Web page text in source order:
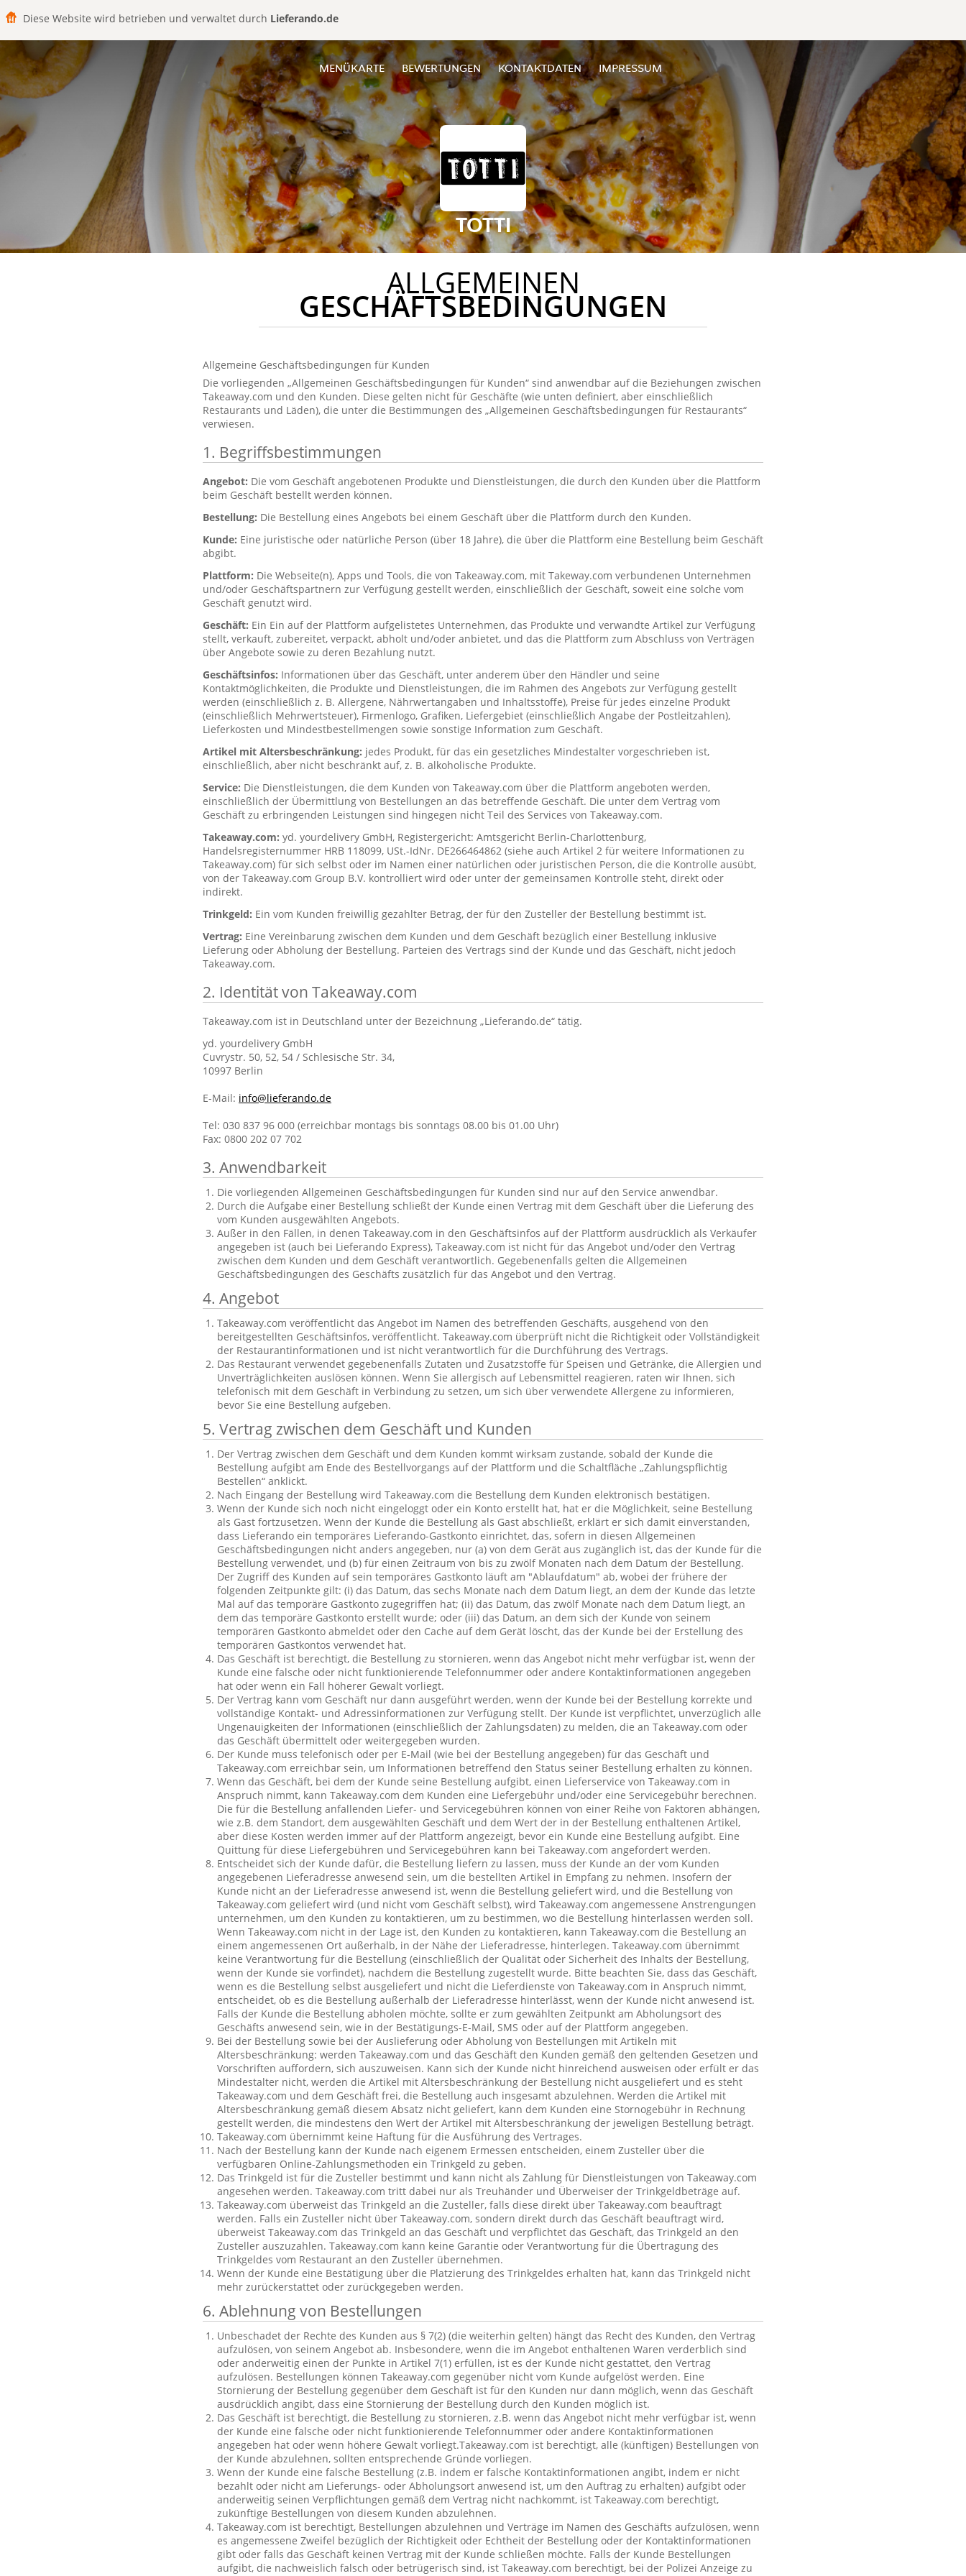
Diese Website wird betrieben und verwaltet durch Lieferando.de
MENÜKARTE BEWERTUNGEN KONTAKTDATEN IMPRESSUM
TOTTI
ALLGEMEINEN
GESCHÄFTSBEDINGUNGEN
Allgemeine Geschäftsbedingungen für Kunden
Die vorliegenden „Allgemeinen Geschäftsbedingungen für Kunden“ sind anwendbar auf die Beziehungen zwischen
Takeaway.com und den Kunden. Diese gelten nicht für Geschäfte (wie unten definiert, aber einschließlich
Restaurants und Läden), die unter die Bestimmungen des „Allgemeinen Geschäftsbedingungen für Restaurants“
verwiesen.
1. Begriffsbestimmungen
Angebot: Die vom Geschäft angebotenen Produkte und Dienstleistungen, die durch den Kunden über die Plattform
beim Geschäft bestellt werden können.
Bestellung: Die Bestellung eines Angebots bei einem Geschäft über die Plattform durch den Kunden.
Kunde: Eine juristische oder natürliche Person (über 18 Jahre), die über die Plattform eine Bestellung beim Geschäft
abgibt.
Plattform: Die Webseite(n), Apps und Tools, die von Takeaway.com, mit Takeway.com verbundenen Unternehmen
und/oder Geschäftspartnern zur Verfügung gestellt werden, einschließlich der Geschäft, soweit eine solche vom
Geschäft genutzt wird.
Geschäft: Ein Ein auf der Plattform aufgelistetes Unternehmen, das Produkte und verwandte Artikel zur Verfügung
stellt, verkauft, zubereitet, verpackt, abholt und/oder anbietet, und das die Plattform zum Abschluss von Verträgen
über Angebote sowie zu deren Bezahlung nutzt.
Geschäftsinfos: Informationen über das Geschäft, unter anderem über den Händler und seine
Kontaktmöglichkeiten, die Produkte und Dienstleistungen, die im Rahmen des Angebots zur Verfügung gestellt
werden (einschließlich z. B. Allergene, Nährwertangaben und Inhaltsstoffe), Preise für jedes einzelne Produkt
(einschließlich Mehrwertsteuer), Firmenlogo, Grafiken, Liefergebiet (einschließlich Angabe der Postleitzahlen),
Lieferkosten und Mindestbestellmengen sowie sonstige Information zum Geschäft.
Artikel mit Altersbeschränkung: jedes Produkt, für das ein gesetzliches Mindestalter vorgeschrieben ist,
einschließlich, aber nicht beschränkt auf, z. B. alkoholische Produkte.
Service: Die Dienstleistungen, die dem Kunden von Takeaway.com über die Plattform angeboten werden,
einschließlich der Übermittlung von Bestellungen an das betreffende Geschäft. Die unter dem Vertrag vom
Geschäft zu erbringenden Leistungen sind hingegen nicht Teil des Services von Takeaway.com.
Takeaway.com: yd. yourdelivery GmbH, Registergericht: Amtsgericht Berlin-Charlottenburg,
Handelsregisternummer HRB 118099, USt.-IdNr. DE266464862 (siehe auch Artikel 2 für weitere Informationen zu
Takeaway.com) für sich selbst oder im Namen einer natürlichen oder juristischen Person, die die Kontrolle ausübt,
von der Takeaway.com Group B.V. kontrolliert wird oder unter der gemeinsamen Kontrolle steht, direkt oder
indirekt.
Trinkgeld: Ein vom Kunden freiwillig gezahlter Betrag, der für den Zusteller der Bestellung bestimmt ist.
Vertrag: Eine Vereinbarung zwischen dem Kunden und dem Geschäft bezüglich einer Bestellung inklusive
Lieferung oder Abholung der Bestellung. Parteien des Vertrags sind der Kunde und das Geschäft, nicht jedoch
Takeaway.com.
2. Identität von Takeaway.com
Takeaway.com ist in Deutschland unter der Bezeichnung „Lieferando.de“ tätig.
yd. yourdelivery GmbH
Cuvrystr. 50, 52, 54 / Schlesische Str. 34,
10997 Berlin
E-Mail: info@lieferando.de
Tel: 030 837 96 000 (erreichbar montags bis sonntags 08.00 bis 01.00 Uhr)
Fax: 0800 202 07 702
3. Anwendbarkeit
Die vorliegenden Allgemeinen Geschäftsbedingungen für Kunden sind nur auf den Service anwendbar.
Durch die Aufgabe einer Bestellung schließt der Kunde einen Vertrag mit dem Geschäft über die Lieferung des
vom Kunden ausgewählten Angebots.
Außer in den Fällen, in denen Takeaway.com in den Geschäftsinfos auf der Plattform ausdrücklich als Verkäufer
angegeben ist (auch bei Lieferando Express), Takeaway.com ist nicht für das Angebot und/oder den Vertrag
zwischen dem Kunden und dem Geschäft verantwortlich. Gegebenenfalls gelten die Allgemeinen
Geschäftsbedingungen des Geschäfts zusätzlich für das Angebot und den Vertrag.
4. Angebot
Takeaway.com veröffentlicht das Angebot im Namen des betreffenden Geschäfts, ausgehend von den
bereitgestellten Geschäftsinfos, veröffentlicht. Takeaway.com überprüft nicht die Richtigkeit oder Vollständigkeit
der Restaurantinformationen und ist nicht verantwortlich für die Durchführung des Vertrags.
Das Restaurant verwendet gegebenenfalls Zutaten und Zusatzstoffe für Speisen und Getränke, die Allergien und
Unverträglichkeiten auslösen können. Wenn Sie allergisch auf Lebensmittel reagieren, raten wir Ihnen, sich
telefonisch mit dem Geschäft in Verbindung zu setzen, um sich über verwendete Allergene zu informieren,
bevor Sie eine Bestellung aufgeben.
5. Vertrag zwischen dem Geschäft und Kunden
Der Vertrag zwischen dem Geschäft und dem Kunden kommt wirksam zustande, sobald der Kunde die
Bestellung aufgibt am Ende des Bestellvorgangs auf der Plattform und die Schaltfläche „Zahlungspflichtig
Bestellen“ anklickt.
Nach Eingang der Bestellung wird Takeaway.com die Bestellung dem Kunden elektronisch bestätigen.
Wenn der Kunde sich noch nicht eingeloggt oder ein Konto erstellt hat, hat er die Möglichkeit, seine Bestellung
als Gast fortzusetzen. Wenn der Kunde die Bestellung als Gast abschließt, erklärt er sich damit einverstanden,
dass Lieferando ein temporäres Lieferando-Gastkonto einrichtet, das, sofern in diesen Allgemeinen
Geschäftsbedingungen nicht anders angegeben, nur (a) von dem Gerät aus zugänglich ist, das der Kunde für die
Bestellung verwendet, und (b) für einen Zeitraum von bis zu zwölf Monaten nach dem Datum der Bestellung.
Der Zugriff des Kunden auf sein temporäres Gastkonto läuft am "Ablaufdatum" ab, wobei der frühere der
folgenden Zeitpunkte gilt: (i) das Datum, das sechs Monate nach dem Datum liegt, an dem der Kunde das letzte
Mal auf das temporäre Gastkonto zugegriffen hat; (ii) das Datum, das zwölf Monate nach dem Datum liegt, an
dem das temporäre Gastkonto erstellt wurde; oder (iii) das Datum, an dem sich der Kunde von seinem
temporären Gastkonto abmeldet oder den Cache auf dem Gerät löscht, das der Kunde bei der Erstellung des
temporären Gastkontos verwendet hat.
Das Geschäft ist berechtigt, die Bestellung zu stornieren, wenn das Angebot nicht mehr verfügbar ist, wenn der
Kunde eine falsche oder nicht funktionierende Telefonnummer oder andere Kontaktinformationen angegeben
hat oder wenn ein Fall höherer Gewalt vorliegt.
Der Vertrag kann vom Geschäft nur dann ausgeführt werden, wenn der Kunde bei der Bestellung korrekte und
vollständige Kontakt- und Adressinformationen zur Verfügung stellt. Der Kunde ist verpflichtet, unverzüglich alle
Ungenauigkeiten der Informationen (einschließlich der Zahlungsdaten) zu melden, die an Takeaway.com oder
das Geschäft übermittelt oder weitergegeben wurden.
Der Kunde muss telefonisch oder per E-Mail (wie bei der Bestellung angegeben) für das Geschäft und
Takeaway.com erreichbar sein, um Informationen betreffend den Status seiner Bestellung erhalten zu können.
Wenn das Geschäft, bei dem der Kunde seine Bestellung aufgibt, einen Lieferservice von Takeaway.com in
Anspruch nimmt, kann Takeaway.com dem Kunden eine Liefergebühr und/oder eine Servicegebühr berechnen.
Die für die Bestellung anfallenden Liefer- und Servicegebühren können von einer Reihe von Faktoren abhängen,
wie z.B. dem Standort, dem ausgewählten Geschäft und dem Wert der in der Bestellung enthaltenen Artikel,
aber diese Kosten werden immer auf der Plattform angezeigt, bevor ein Kunde eine Bestellung aufgibt. Eine
Quittung für diese Liefergebühren und Servicegebühren kann bei Takeaway.com angefordert werden.
Entscheidet sich der Kunde dafür, die Bestellung liefern zu lassen, muss der Kunde an der vom Kunden
angegebenen Lieferadresse anwesend sein, um die bestellten Artikel in Empfang zu nehmen. Insofern der
Kunde nicht an der Lieferadresse anwesend ist, wenn die Bestellung geliefert wird, und die Bestellung von
Takeaway.com geliefert wird (und nicht vom Geschäft selbst), wird Takeaway.com angemessene Anstrengungen
unternehmen, um den Kunden zu kontaktieren, um zu bestimmen, wo die Bestellung hinterlassen werden soll.
Wenn Takeaway.com nicht in der Lage ist, den Kunden zu kontaktieren, kann Takeaway.com die Bestellung an
einem angemessenen Ort außerhalb, in der Nähe der Lieferadresse, hinterlegen. Takeaway.com übernimmt
keine Verantwortung für die Bestellung (einschließlich der Qualität oder Sicherheit des Inhalts der Bestellung,
wenn der Kunde sie vorfindet), nachdem die Bestellung zugestellt wurde. Bitte beachten Sie, dass das Geschäft,
wenn es die Bestellung selbst ausgeliefert und nicht die Lieferdienste von Takeaway.com in Anspruch nimmt,
entscheidet, ob es die Bestellung außerhalb der Lieferadresse hinterlässt, wenn der Kunde nicht anwesend ist.
Falls der Kunde die Bestellung abholen möchte, sollte er zum gewählten Zeitpunkt am Abholungsort des
Geschäfts anwesend sein, wie in der Bestätigungs-E-Mail, SMS oder auf der Plattform angegeben.
Bei der Bestellung sowie bei der Auslieferung oder Abholung von Bestellungen mit Artikeln mit
Altersbeschränkung: werden Takeaway.com und das Geschäft den Kunden gemäß den geltenden Gesetzen und
Vorschriften auffordern, sich auszuweisen. Kann sich der Kunde nicht hinreichend ausweisen oder erfült er das
Mindestalter nicht, werden die Artikel mit Altersbeschränkung der Bestellung nicht ausgeliefert und es steht
Takeaway.com und dem Geschäft frei, die Bestellung auch insgesamt abzulehnen. Werden die Artikel mit
Altersbeschränkung gemäß diesem Absatz nicht geliefert, kann dem Kunden eine Stornogebühr in Rechnung
gestellt werden, die mindestens den Wert der Artikel mit Altersbeschränkung der jeweligen Bestellung beträgt.
Takeaway.com übernimmt keine Haftung für die Ausführung des Vertrages.
Nach der Bestellung kann der Kunde nach eigenem Ermessen entscheiden, einem Zusteller über die
verfügbaren Online-Zahlungsmethoden ein Trinkgeld zu geben.
Das Trinkgeld ist für die Zusteller bestimmt und kann nicht als Zahlung für Dienstleistungen von Takeaway.com
angesehen werden. Takeaway.com tritt dabei nur als Treuhänder und Überweiser der Trinkgeldbeträge auf.
Takeaway.com überweist das Trinkgeld an die Zusteller, falls diese direkt über Takeaway.com beauftragt
werden. Falls ein Zusteller nicht über Takeaway.com, sondern direkt durch das Geschäft beauftragt wird,
überweist Takeaway.com das Trinkgeld an das Geschäft und verpflichtet das Geschäft, das Trinkgeld an den
Zusteller auszuzahlen. Takeaway.com kann keine Garantie oder Verantwortung für die Übertragung des
Trinkgeldes vom Restaurant an den Zusteller übernehmen.
Wenn der Kunde eine Bestätigung über die Platzierung des Trinkgeldes erhalten hat, kann das Trinkgeld nicht
mehr zurückerstattet oder zurückgegeben werden.
6. Ablehnung von Bestellungen
Unbeschadet der Rechte des Kunden aus § 7(2) (die weiterhin gelten) hängt das Recht des Kunden, den Vertrag
aufzulösen, von seinem Angebot ab. Insbesondere, wenn die im Angebot enthaltenen Waren verderblich sind
oder anderweitig einen der Punkte in Artikel 7(1) erfüllen, ist es der Kunde nicht gestattet, den Vertrag
aufzulösen. Bestellungen können Takeaway.com gegenüber nicht vom Kunde aufgelöst werden. Eine
Stornierung der Bestellung gegenüber dem Geschäft ist für den Kunden nur dann möglich, wenn das Geschäft
ausdrücklich angibt, dass eine Stornierung der Bestellung durch den Kunden möglich ist.
Das Geschäft ist berechtigt, die Bestellung zu stornieren, z.B. wenn das Angebot nicht mehr verfügbar ist, wenn
der Kunde eine falsche oder nicht funktionierende Telefonnummer oder andere Kontaktinformationen
angegeben hat oder wenn höhere Gewalt vorliegt.Takeaway.com ist berechtigt, alle (künftigen) Bestellungen von
der Kunde abzulehnen, sollten entsprechende Gründe vorliegen.
Wenn der Kunde eine falsche Bestellung (z.B. indem er falsche Kontaktinformationen angibt, indem er nicht
bezahlt oder nicht am Lieferungs- oder Abholungsort anwesend ist, um den Auftrag zu erhalten) aufgibt oder
anderweitig seinen Verpflichtungen gemäß dem Vertrag nicht nachkommt, ist Takeaway.com berechtigt,
zukünftige Bestellungen von diesem Kunden abzulehnen.
Takeaway.com ist berechtigt, Bestellungen abzulehnen und Verträge im Namen des Geschäfts aufzulösen, wenn
es angemessene Zweifel bezüglich der Richtigkeit oder Echtheit der Bestellung oder der Kontaktinformationen
gibt oder falls das Geschäft keinen Vertrag mit der Kunde schließen möchte. Falls der Kunde Bestellungen
aufgibt, die nachweislich falsch oder betrügerisch sind, ist Takeaway.com berechtigt, bei der Polizei Anzeige zu